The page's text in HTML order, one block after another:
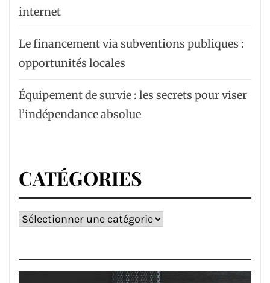
internet
Le financement via subventions publiques :
opportunités locales
Équipement de survie : les secrets pour viser
l’indépendance absolue
CATÉGORIES
Catégories